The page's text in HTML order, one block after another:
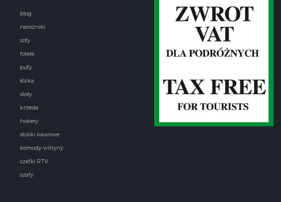
blog
narożniki
sofy
fotele
pufy
łóżka
stoły
krzesła
hokery
stoliki kawowe
komody witryny
szafki RTV
szafy